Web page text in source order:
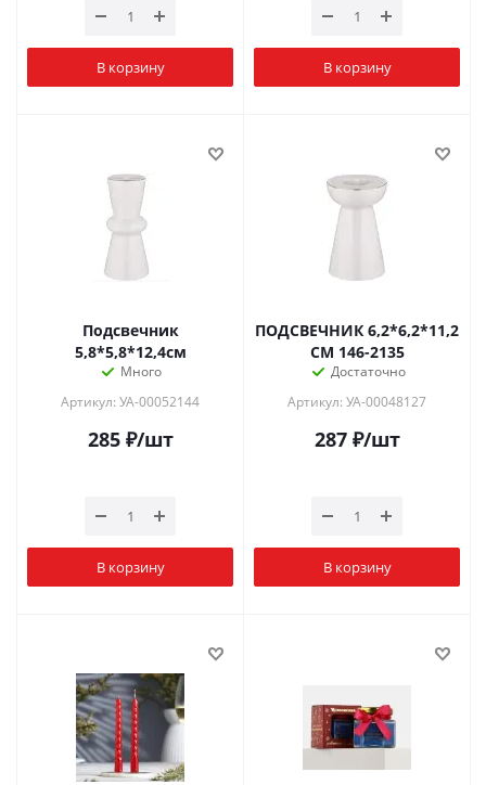
В корзину В корзину
Подсвечник
5,8*5,8*12,4см
Много
Артикул: УА-00052144
285₽/шт
В корзину
ПОДСВЕЧНИК 6,2*6,2*11,2
СМ 146-2135
Достаточно
Артикул: УА-00048127
287₽/шт
В корзину